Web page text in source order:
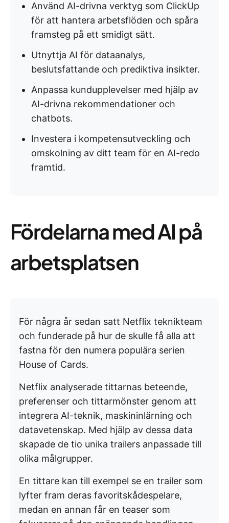
Använd AI-drivna verktyg som ClickUp
för att hantera arbetsflöden och spåra
framsteg på ett smidigt sätt.
Utnyttja AI för dataanalys,
beslutsfattande och prediktiva insikter.
Anpassa kundupplevelser med hjälp av
AI-drivna rekommendationer och
chatbots.
Investera i kompetensutveckling och
omskolning av ditt team för en AI-redo
framtid.
Fördelarna med AI på
arbetsplatsen
För några år sedan satt Netflix teknikteam
och funderade på hur de skulle få alla att
fastna för den numera populära serien
House of Cards.
Netflix analyserade tittarnas beteende,
preferenser och tittarmönster genom att
integrera AI-teknik, maskininlärning och
datavetenskap. Med hjälp av dessa data
skapade de tio unika trailers anpassade till
olika målgrupper.
En tittare kan till exempel se en trailer som
lyfter fram deras favoritskådespelare,
medan en annan får en teaser som